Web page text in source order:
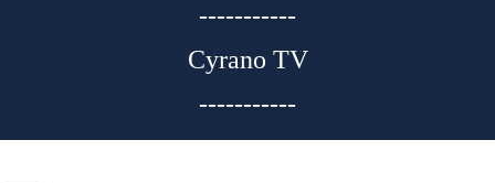
-----------
Cyrano TV
-----------